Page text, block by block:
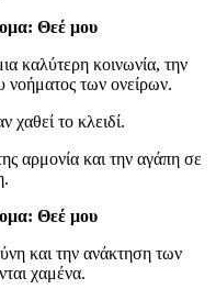
Θεέ μου
καλύτερη κοινωνία, την
νοήματος των ονείρων.
χαθεί το κλειδί.
αρμονία και την αγάπη σε
Θεέ μου
και την ανάκτηση των
χαμένα.